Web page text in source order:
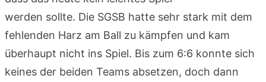
werden sollte. Die SGSB hatte sehr stark mit dem
fehlenden Harz am Ball zu kämpfen und kam
überhaupt nicht ins Spiel. Bis zum 6:6 konnte sich
keines der beiden Teams absetzen, doch dann